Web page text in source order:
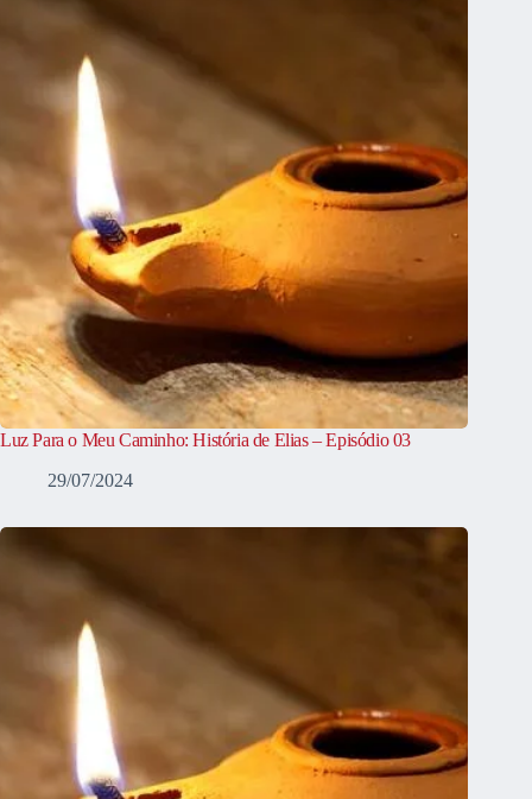
Luz Para o Meu Caminho: História de Elias – Episódio 03
29/07/2024